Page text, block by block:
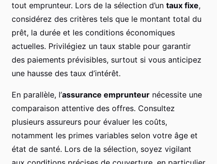
tout emprunteur. Lors de la sélection d’un taux fixe,
considérez des critères tels que le montant total du
prêt, la durée et les conditions économiques
actuelles. Privilégiez un taux stable pour garantir
des paiements prévisibles, surtout si vous anticipez
une hausse des taux d’intérêt.
En parallèle, l’assurance emprunteur nécessite une
comparaison attentive des offres. Consultez
plusieurs assureurs pour évaluer les coûts,
notamment les primes variables selon votre âge et
état de santé. Lors de la sélection, soyez vigilant